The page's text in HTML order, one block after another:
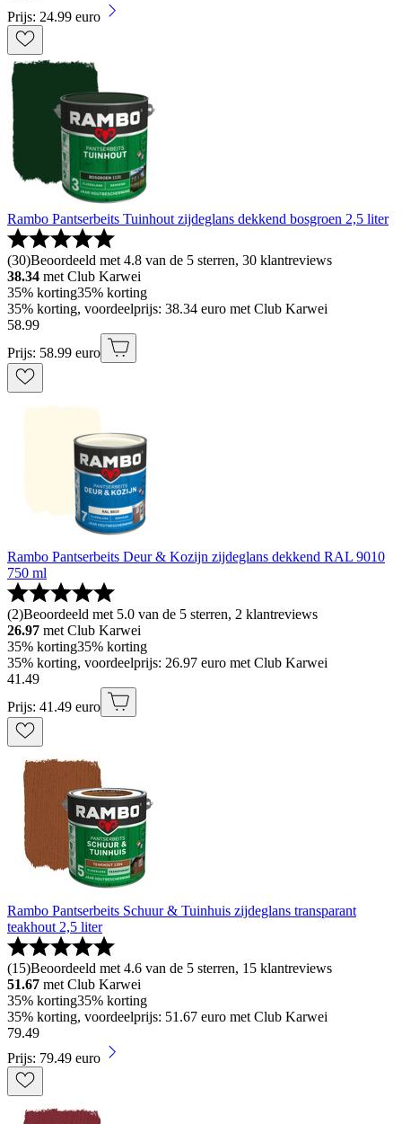
Prijs: 24.99 euro
Rambo Pantserbeits Tuinhout zijdeglans dekkend bosgroen 2,5 liter
(30)Beoordeeld met 4.8 van de 5 sterren, 30 klantreviews
38.34 met Club Karwei
35% korting35% korting
35% korting, voordeelprijs: 38.34 euro met Club Karwei
58.99
Prijs: 58.99 euro
Rambo Pantserbeits Deur & Kozijn zijdeglans dekkend RAL 9010
750 ml
(2)Beoordeeld met 5.0 van de 5 sterren, 2 klantreviews
26.97 met Club Karwei
35% korting35% korting
35% korting, voordeelprijs: 26.97 euro met Club Karwei
41 .49
Prijs: 41.49 euro
Rambo Pantserbeits Schuur & Tuinhuis zijdeglans transparant
teakhout 2,5 liter
(15)Beoordeeld met 4.6 van de 5 sterren, 15 klantreviews
51.67 met Club Karwei
35% korting35% korting
35% korting, voordeelprijs: 51.67 euro met Club Karwei
79.49
Prijs: 79.49 euro